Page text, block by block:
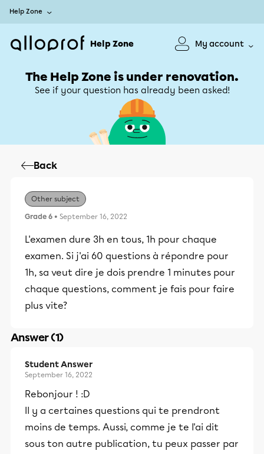
Help Zone
Help Zone My account
The Help Zone is under renovation.
See if your question has already been asked!
Back
Other subject
Grade 6 • September 16, 2022
L'examen dure 3h en tous, 1h pour chaque
examen. Si j'ai 60 questions à répondre pour
1h, sa veut dire je dois prendre 1 minutes pour
chaque questions, comment je fais pour faire
plus vite?
Answer (1)
Student Answer
September 16, 2022
Rebonjour ! :D
Il y a certaines questions qui te prendront
moins de temps. Aussi, comme je te l'ai dit
sous ton autre publication, tu peux passer par